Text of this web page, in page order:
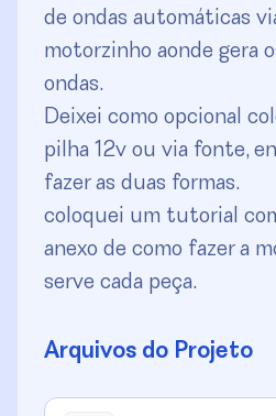
de ondas automáticas
motorzinho aonde gera
ondas.
Deixei como opcional
pilha 12v ou via fonte,
fazer as duas formas.
coloquei um tutorial
anexo de como fazer a
serve cada peça.
Arquivos do Projeto